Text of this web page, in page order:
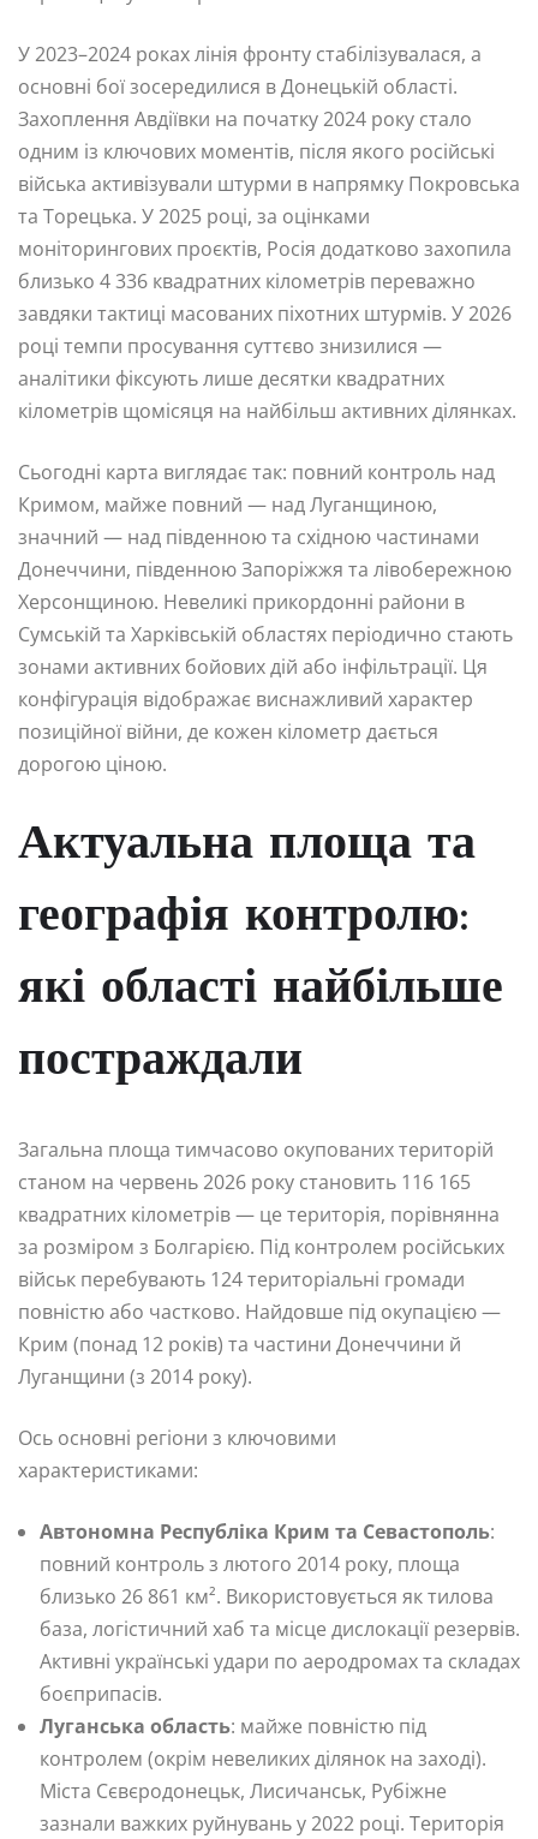
У 2023–2024 роках лінія фронту стабілізувалася, а
основні бої зосередилися в Донецькій області.
Захоплення Авдіївки на початку 2024 року стало
одним із ключових моментів, після якого російські
війська активізували штурми в напрямку Покровська
та Торецька. У 2025 році, за оцінками
моніторингових проєктів, Росія додатково захопила
близько 4 336 квадратних кілометрів переважно
завдяки тактиці масованих піхотних штурмів. У 2026
році темпи просування суттєво знизилися —
аналітики фіксують лише десятки квадратних
кілометрів щомісяця на найбільш активних ділянках.
Сьогодні карта виглядає так: повний контроль над
Кримом, майже повний — над Луганщиною,
значний — над південною та східною частинами
Донеччини, південною Запоріжжя та лівобережною
Херсонщиною. Невеликі прикордонні райони в
Сумській та Харківській областях періодично стають
зонами активних бойових дій або інфільтрації. Ця
конфігурація відображає виснажливий характер
позиційної війни, де кожен кілометр дається
дорогою ціною.
Актуальна площа та
географія контролю:
які області найбільше
постраждали
Загальна площа тимчасово окупованих територій
станом на червень 2026 року становить 116 165
квадратних кілометрів — це територія, порівнянна
за розміром з Болгарією. Під контролем російських
військ перебувають 124 територіальні громади
повністю або частково. Найдовше під окупацією —
Крим (понад 12 років) та частини Донеччини й
Луганщини (з 2014 року).
Ось основні регіони з ключовими
характеристиками:
Автономна Республіка Крим та Севастополь:
повний контроль з лютого 2014 року, площа
близько 26 861 км². Використовується як тилова
база, логістичний хаб та місце дислокації резервів.
Активні українські удари по аеродромах та складах
боєприпасів.
Луганська область: майже повністю під
контролем (окрім невеликих ділянок на заході).
Міста Сєвєродонецьк, Лисичанськ, Рубіжне
зазнали важких руйнувань у 2022 році. Територія